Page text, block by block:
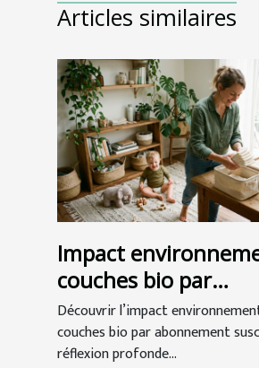
Articles similaires
Impact
couches bio par
abonnement
Découvrir l’impact
couches bio par abonnement
réflexion profonde...